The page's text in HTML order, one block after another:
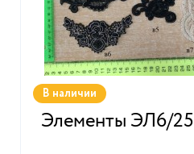
В наличии
Элементы ЭЛ6/25